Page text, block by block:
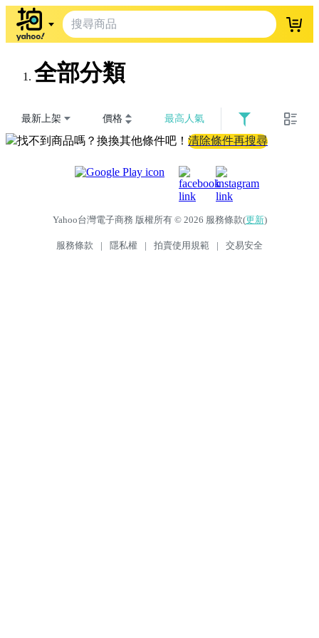
登入
全部分類
最新上架 價格 最高人氣
找不到商品嗎？換換其他條件吧！ 清除條件再搜尋
Yahoo台灣電子商務 版權所有 © 2026 服務條款(更新)
服務條款 | 隱私權 | 拍賣使用規範 | 交易安全